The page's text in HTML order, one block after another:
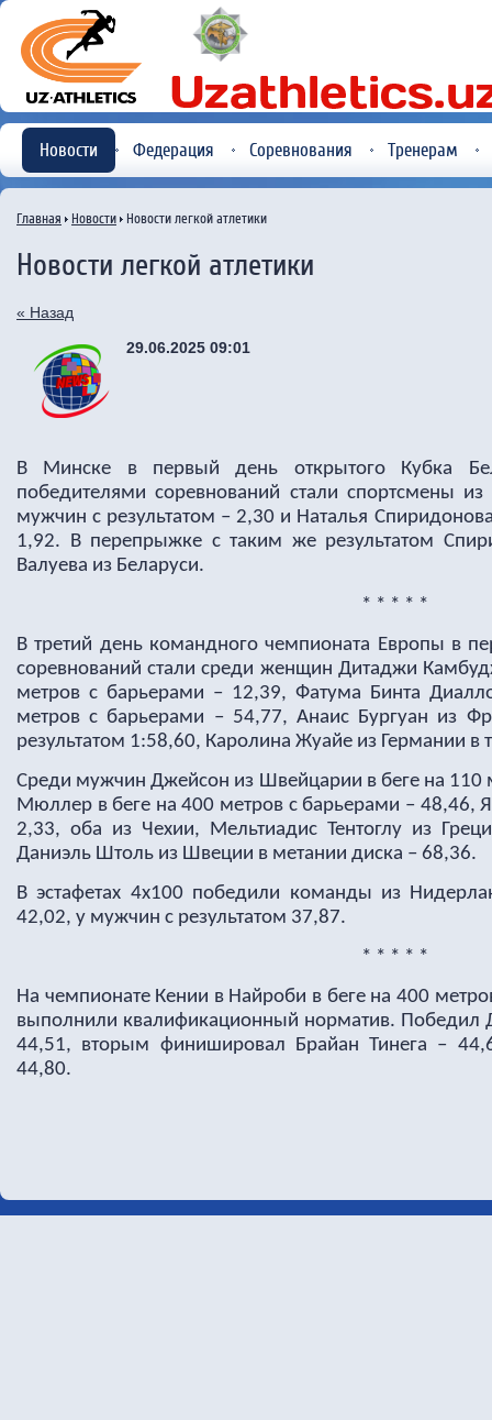
Новости Федерация Соревнования Тренерам
Главная Новости Новости легкой атлетики
Новости легкой атлетики
« Назад
29.06.2025 09:01
В Минске в первый день открытого Кубка
победителями соревнований стали спортсмены
мужчин с результатом – 2,30 и Наталья
1,92. В перепрыжке с таким же результатом
Валуева из Беларуси.
* * * * *
В третий день командного чемпионата Европы в
соревнований стали среди женщин Дитаджи
метров с барьерами – 12,39, Фатума Бинта
метров с барьерами – 54,77, Анаис Бургуан из
результатом 1:58,60, Каролина Жуайе из Германии
Среди мужчин Джейсон из Швейцарии в беге на 110
Мюллер в беге на 400 метров с барьерами – 48,46,
2,33, оба из Чехии, Мельтиадис Тентоглу из
Даниэль Штоль из Швеции в метании диска – 68,36.
В эстафетах 4х100 победили команды из
42,02, у мужчин с результатом 37,87.
* * * * *
На чемпионате Кении в Найроби в беге на 400
выполнили квалификационный норматив. Победил
44,51, вторым финишировал Брайан Тинега –
44,80.